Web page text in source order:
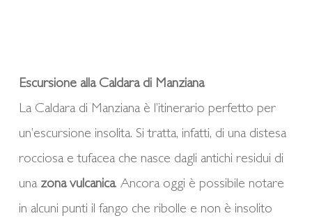
Escursione alla Caldara di Manziana
La Caldara di Manziana è l’itinerario perfetto per
un’escursione insolita. Si tratta, infatti, di una distesa
rocciosa e tufacea che nasce dagli antichi residui di
una zona vulcanica. Ancora oggi è possibile notare
in alcuni punti il fango che ribolle e non è insolito